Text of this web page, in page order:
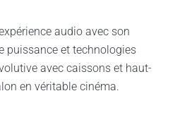
audio avec son
puissance et technologies
avec caissons et haut-
en véritable cinéma.